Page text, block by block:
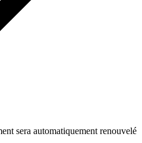
sera automatiquement renouvelé